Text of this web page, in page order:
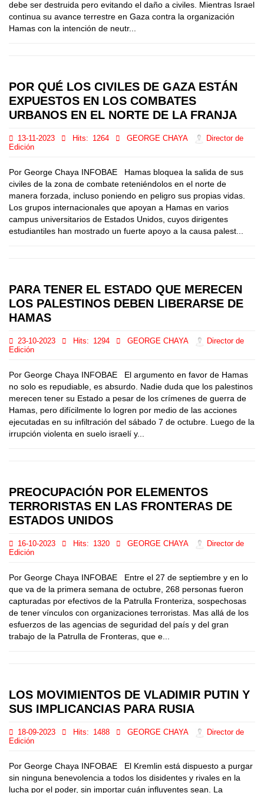
debe ser destruida pero evitando el daño a civiles. Mientras Israel
continua su avance terrestre en Gaza contra la organización
Hamas con la intención de neutr...
POR QUÉ LOS CIVILES DE GAZA ESTÁN
EXPUESTOS EN LOS COMBATES
URBANOS EN EL NORTE DE LA FRANJA
13-11-2023 Hits: 1264 GEORGE CHAYA
Director de
Edición
Por George Chaya INFOBAE Hamas bloquea la salida de sus
civiles de la zona de combate reteniéndolos en el norte de
manera forzada, incluso poniendo en peligro sus propias vidas.
Los grupos internacionales que apoyan a Hamas en varios
campus universitarios de Estados Unidos, cuyos dirigentes
estudiantiles han mostrado un fuerte apoyo a la causa palest...
PARA TENER EL ESTADO QUE MERECEN
LOS PALESTINOS DEBEN LIBERARSE DE
HAMAS
23-10-2023 Hits: 1294 GEORGE CHAYA
Director de
Edición
Por George Chaya INFOBAE El argumento en favor de Hamas
no solo es repudiable, es absurdo. Nadie duda que los palestinos
merecen tener su Estado a pesar de los crímenes de guerra de
Hamas, pero difícilmente lo logren por medio de las acciones
ejecutadas en su infiltración del sábado 7 de octubre. Luego de la
irrupción violenta en suelo israelí y...
PREOCUPACIÓN POR ELEMENTOS
TERRORISTAS EN LAS FRONTERAS DE
ESTADOS UNIDOS
16-10-2023 Hits: 1320 GEORGE CHAYA
Director de
Edición
Por George Chaya INFOBAE Entre el 27 de septiembre y en lo
que va de la primera semana de octubre, 268 personas fueron
capturadas por efectivos de la Patrulla Fronteriza, sospechosas
de tener vínculos con organizaciones terroristas. Mas allá de los
esfuerzos de las agencias de seguridad del país y del gran
trabajo de la Patrulla de Fronteras, que e...
LOS MOVIMIENTOS DE VLADIMIR PUTIN Y
SUS IMPLICANCIAS PARA RUSIA
18-09-2023 Hits: 1488 GEORGE CHAYA
Director de
Edición
Por George Chaya INFOBAE El Kremlin está dispuesto a purgar
sin ninguna benevolencia a todos los disidentes y rivales en la
lucha por el poder, sin importar cuán influyentes sean. La